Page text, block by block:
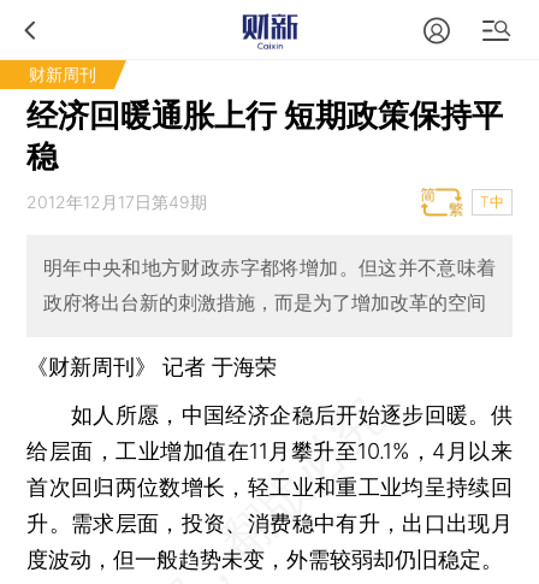
财新周刊
经济回暖通胀上行 短期政策保持平
稳
2012年12月17日第49期 T中
明年中央和地方财政赤字都将增加。但这并不意味着
政府将出台新的刺激措施，而是为了增加改革的空间
《财新周刊》 记者于海荣
如人所愿，中国经济企稳后开始逐步回暖。供
给层面，工业增加值在11月攀升至10.1%，4月以来
首次回归两位数增长，轻工业和重工业均呈持续回
升。需求层面，投资、消费稳中有升，出口出现月
度波动，但一般趋势未变，外需较弱却仍旧稳定。